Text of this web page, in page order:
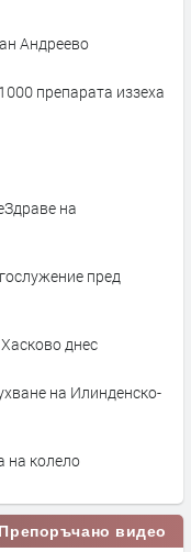
Андреево
препарата иззеха
на
пред
днес
на Илинденско-
на колело
Препоръчано видео